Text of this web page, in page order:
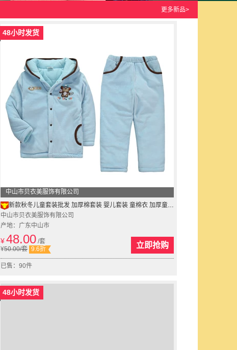
更多新品>
48小时发货
中山市贝衣美服饰有限公司
新款秋冬儿童套装批发 加厚棉套装 婴儿套装 童棉衣 加厚童套装
中山市贝衣美服饰有限公司
产地：广东中山市
¥48.00 /套
¥50.00/套 9.6折 立即抢购
已售：90件
48小时发货